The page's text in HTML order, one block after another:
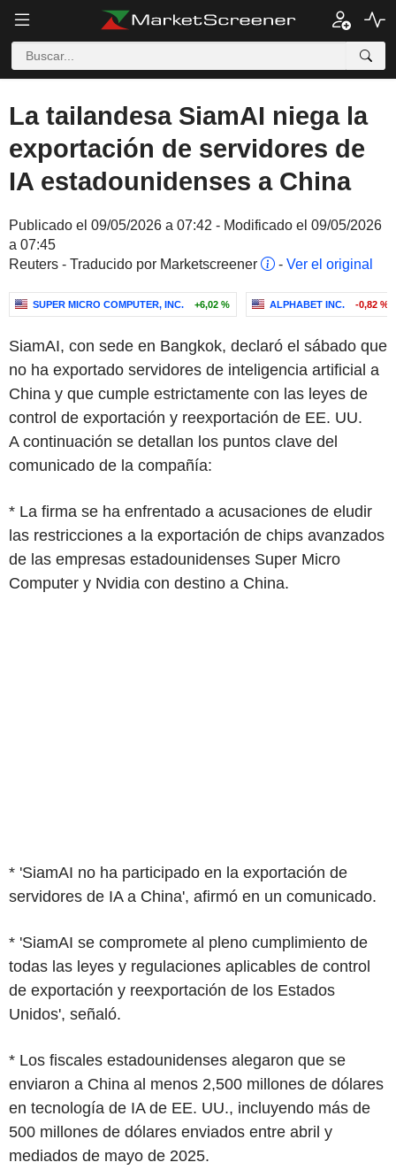
La tailandesa SiamAI niega la
exportación de servidores de
IA estadounidenses a China
Publicado el 09/05/2026 a 07:42 - Modificado el 09/05/2026
a 07:45
Reuters - Traducido por Marketscreener
- Ver el original
SUPER MICRO COMPUTER, INC. +6,02 % ALPHABET INC. -0,82 %
SiamAI, con sede en Bangkok, declaró el sábado que
no ha exportado servidores de inteligencia artificial a
China y que cumple estrictamente con las leyes de
control de exportación y reexportación de EE. UU.
A continuación se detallan los puntos clave del
comunicado de la compañía:
* La firma se ha enfrentado a acusaciones de eludir
las restricciones a la exportación de chips avanzados
de las empresas estadounidenses Super Micro
Computer y Nvidia con destino a China.
* 'SiamAI no ha participado en la exportación de
servidores de IA a China', afirmó en un comunicado.
* 'SiamAI se compromete al pleno cumplimiento de
todas las leyes y regulaciones aplicables de control
de exportación y reexportación de los Estados
Unidos', señaló.
* Los fiscales estadounidenses alegaron que se
enviaron a China al menos 2,500 millones de dólares
en tecnología de IA de EE. UU., incluyendo más de
500 millones de dólares enviados entre abril y
mediados de mayo de 2025.